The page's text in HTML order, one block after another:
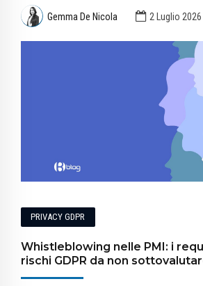
Gemma De Nicola 2 Luglio 2026
PRIVACY GDPR
Whistleblowing nelle PMI: i
rischi GDPR da non